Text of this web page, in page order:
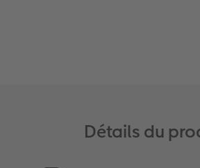
Détails du